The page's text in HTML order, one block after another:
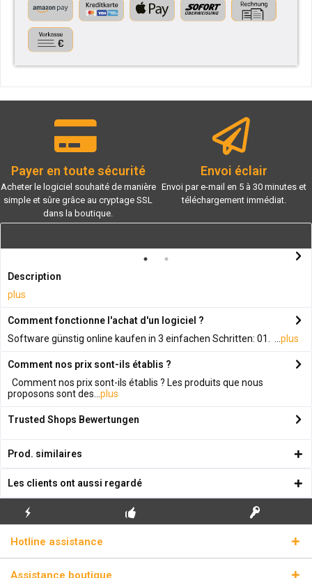
Payer en toute sécurité
Acheter le logiciel souhaité de manière
simple et sûre grâce au cryptage SSL
dans la boutique.
Envoi éclair
Envoi par e-mail en 5 à 30 minutes et
téléchargement immédiat.
Description
plus
Comment fonctionne l'achat d'un logiciel ?
Software günstig online kaufen in 3 einfachen Schritten: 01. ... plus
Comment nos prix sont-ils établis ?
Comment nos prix sont-ils établis ? Les produits que nous
proposons sont des... plus
Trusted Shops Bewertungen
Prod. similaires
Les clients ont aussi regardé
ÉCLAIR
Hotline assistance
Assistance boutique